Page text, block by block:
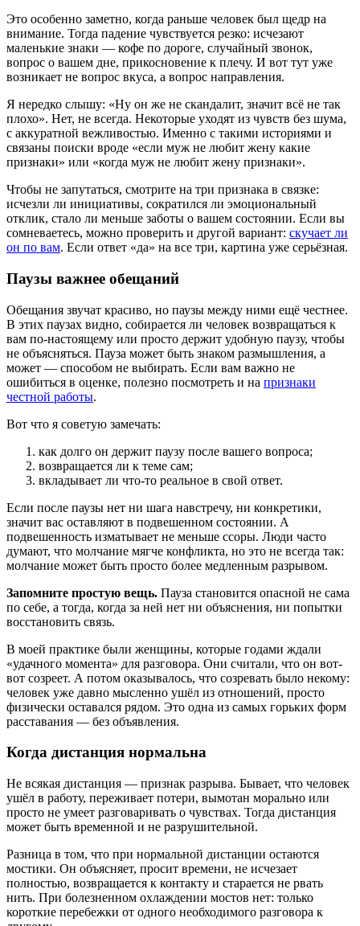
Это особенно заметно, когда раньше человек был щедр на
внимание. Тогда падение чувствуется резко: исчезают
маленькие знаки — кофе по дороге, случайный звонок,
вопрос о вашем дне, прикосновение к плечу. И вот тут уже
возникает не вопрос вкуса, а вопрос направления.
Я нередко слышу: «Ну он же не скандалит, значит всё не так
плохо». Нет, не всегда. Некоторые уходят из чувств без шума,
с аккуратной вежливостью. Именно с такими историями и
связаны поиски вроде «если муж не любит жену какие
признаки» или «когда муж не любит жену признаки».
Чтобы не запутаться, смотрите на три признака в связке:
исчезли ли инициативы, сократился ли эмоциональный
отклик, стало ли меньше заботы о вашем состоянии. Если вы
сомневаетесь, можно проверить и другой вариант: скучает ли
он по вам. Если ответ «да» на все три, картина уже серьёзная.
Паузы важнее обещаний
Обещания звучат красиво, но паузы между ними ещё честнее.
В этих паузах видно, собирается ли человек возвращаться к
вам по-настоящему или просто держит удобную паузу, чтобы
не объясняться. Пауза может быть знаком размышления, а
может — способом не выбирать. Если вам важно не
ошибиться в оценке, полезно посмотреть и на признаки
честной работы.
Вот что я советую замечать:
как долго он держит паузу после вашего вопроса;
возвращается ли к теме сам;
вкладывает ли что-то реальное в свой ответ.
Если после паузы нет ни шага навстречу, ни конкретики,
значит вас оставляют в подвешенном состоянии. А
подвешенность изматывает не меньше ссоры. Люди часто
думают, что молчание мягче конфликта, но это не всегда так:
молчание может быть просто более медленным разрывом.
Запомните простую вещь. Пауза становится опасной не сама
по себе, а тогда, когда за ней нет ни объяснения, ни попытки
восстановить связь.
В моей практике были женщины, которые годами ждали
«удачного момента» для разговора. Они считали, что он вот-
вот созреет. А потом оказывалось, что созревать было некому:
человек уже давно мысленно ушёл из отношений, просто
физически оставался рядом. Это одна из самых горьких форм
расставания — без объявления.
Когда дистанция нормальна
Не всякая дистанция — признак разрыва. Бывает, что человек
ушёл в работу, переживает потери, вымотан морально или
просто не умеет разговаривать о чувствах. Тогда дистанция
может быть временной и не разрушительной.
Разница в том, что при нормальной дистанции остаются
мостики. Он объясняет, просит времени, не исчезает
полностью, возвращается к контакту и старается не рвать
нить. При болезненном охлаждении мостов нет: только
короткие перебежки от одного необходимого разговора к